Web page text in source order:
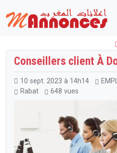
Maroc EMPLOI
Offres
Conseillers client À Domicile
Conseillers client À
10 sept. 2023 à 14h14
Rabat
648 vues